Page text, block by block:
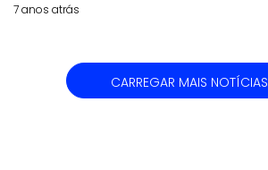
7 anos atrás
CARREGAR MAIS NOTÍCIAS